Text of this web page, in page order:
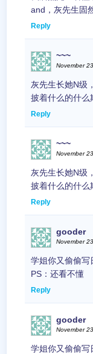
and，灰先生固
Reply
~~~
November
灰先生长她N级
披着什么的什么
Reply
~~~
November
灰先生长她N级
披着什么的什么
Reply
gooder
November
学姐你又偷偷写
PS：还看不懂
Reply
gooder
November
学姐你又偷偷写